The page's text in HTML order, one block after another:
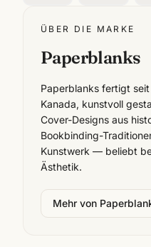
ÜBER DIE MARKE
Paperblanks
Paperblanks fertigt
Kanada, kunstvoll
Cover-Designs aus
Bookbinding-
Kunstwerk — beliebt
Ästhetik.
Mehr von